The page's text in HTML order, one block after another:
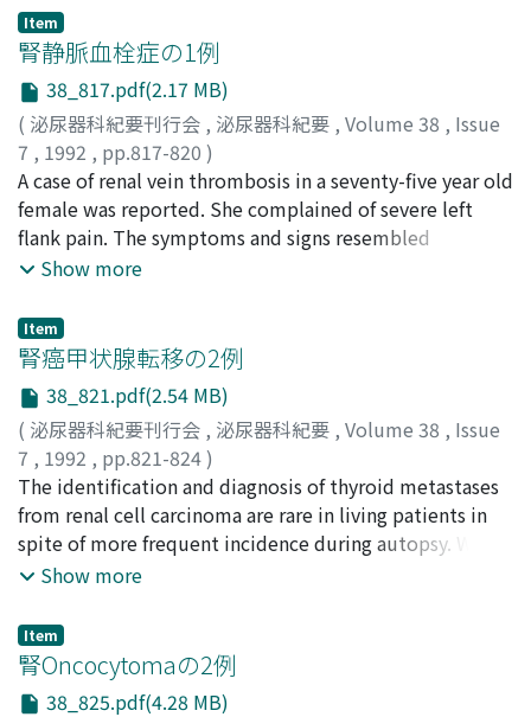
hypervascular mass at the arterial phase and intensive,
longlasting and well-demarcated tumor stain at the
capillary phase, which were characteristic of
hemangiopericytomas. Resection of the tumor was
difficult due to a well developed vessel mesh around
the tumor and adhesion to the surrounding tissues. The
tumor weighted 45 g. The patient has remained free of
disease for 29 months postoperatively. Since
histopathological malignant features of
hemangiopericytoma are still obscure, long term and
Item
腎静脈血栓症の1例
38_817.pdf(2.17 MB)
( 泌尿器科紀要刊行会 , 泌尿器科紀要 , Volume 38 , Issue
7 , 1992 , pp.817-820 )
三上, 修;吉田, 良;松田, 公志;小松, 洋輔;松下, 嘉明;中谷,
浩;Mikami, Osamu;Yoshida, Ryou;Matsuda, Tadashi
Komatz, Yosuke;Matsushita, Yoshiaki;Nakatani, Hiroshi
A case of renal vein thrombosis in a seventy-five year old
female was reported. She complained of severe left
flank pain. The symptoms and signs resembled
obstruction from a ureteral calculus. The kidney-
cavity. She was admitted under the initial diagnosis of
left ureteral stone. The venous phase of renal
arteriography revealed venous collaterals (ureteric vein
and gonadal vein). Selective renal phlebography
demonstrated a radiolucent area. Warfarin, 6 mg orally
daily, has been administered for a year. It has effectively
prevented subsequent emboli. This was a rare case of
renal vein thrombosis in an old patient, because it was
not associated with nephrotic syndrome or
thromboembolic state and because it presented as
Show more
Item
腎癌甲状腺転移の2例
38_821.pdf(2.54 MB)
( 泌尿器科紀要刊行会 , 泌尿器科紀要 , Volume 38 , Issue
7 , 1992 , pp.821-824)
増田, 均;川上, 理;永松, 秀樹;長浜, 克志;山田, 拓己;根岸,
壮治; Masuda, Hitoshi;Kawakami, Satoru; Nagamatsu,
Hideki;Nagahama, Katsushi;Yamada, Takumi;Negishi,
Takeharu
The identification and diagnosis of thyroid metastases
from renal cell carcinoma are rare in living patients in
spite of more frequent incidence during autopsy. We
reported two cases of thyroid metastases from renal
revealed metastasis from renal cell carcinoma and
negative immunohistological stain for thyroglobulin
ruled out primary thyroid carcinoma.
Show more
Item
腎Oncocytomaの2例
38_825.pdf(4.28 MB)